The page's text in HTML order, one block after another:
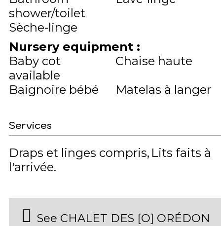
shower/toilet
Sèche-linge
Nursery equipment :
Baby cot
available
Chaise haute
Baignoire bébé
Matelas à langer
Services
Draps et linges compris Lits faits à
l'arrivée
See CHALET DES [O] ORÉDON